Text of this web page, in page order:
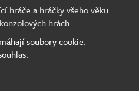
hráče a hráčky všeho věku
hrách.
soubory cookie.